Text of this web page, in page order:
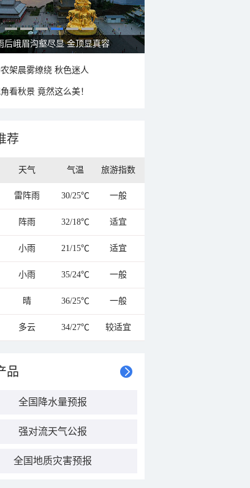
蓝天映衬下的哈尔滨伏尔加庄园
架晨雾缭绕 秋色迷人
看秋景 竟然这么美！
荐
天气 气温 旅游指数
雷阵雨 30/25℃ 一般
阵雨 32/18℃ 适宜
小雨 21/15℃ 适宜
小雨 35/24℃ 一般
晴 36/25℃ 一般
多云 34/27℃ 较适宜
品
全国降水量预报
强对流天气公报
全国地质灾害预报